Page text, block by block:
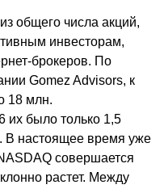
общего числа акций,
инвесторам,
брокеров. По
Gomez Advisors, к
18 млн.
их было только 1,5
В настоящее время уже
совершается
растет. Между